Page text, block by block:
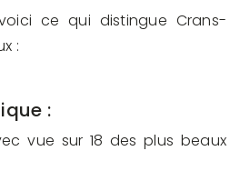
ce qui distingue Crans-
:
:
vue sur 18 des plus beaux